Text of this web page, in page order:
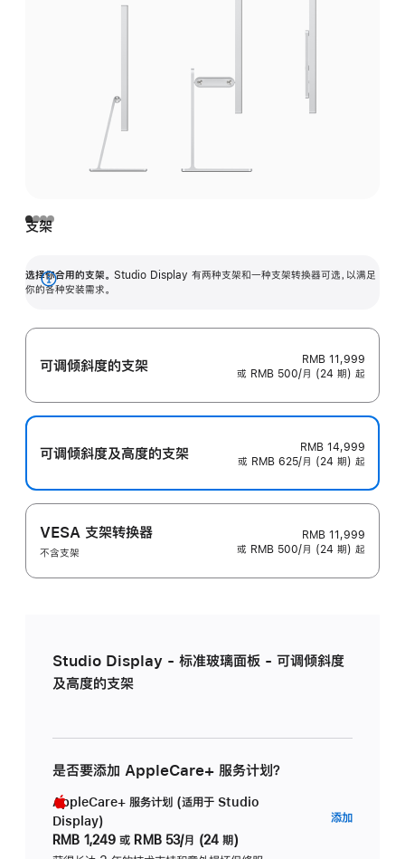
支架
选择你合用的支架。 Studio Display 有两种支架和一种支架转换器可选，以满足
你的各种安装需求。
展
可调倾斜度的支架
RMB 11,999
或 RMB 500/月 (24 期) 起
可调倾斜度及高‍度的支‍架
RMB 14,999
或 RMB 625/月 (24 期) 起
VESA 支架转换器
不含支架
RMB 11,999
或 RMB 500/月 (24 期) 起
Studio Display - 标准玻璃面板 - 可调倾斜度
及高度的支架
是否要添加 AppleCare+ 服务计划？
AppleCare+ 服务计划 (适用于 Studio
Display)
RMB 1,249 或 RMB 53/月 (24 期)
添加